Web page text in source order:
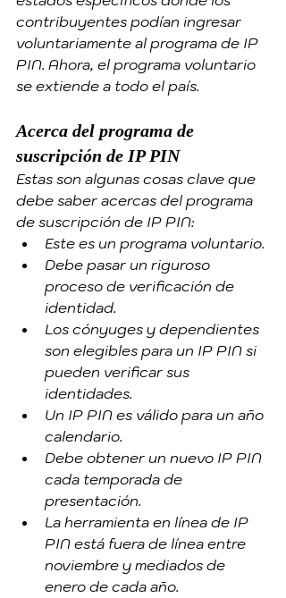
contribuyentes podían ingresar
voluntariamente al programa de IP
PIN. Ahora, el programa voluntario
se extiende a todo el país.
Acerca del programa de
suscripción de IP PIN
Estas son algunas cosas clave que
debe saber acercas del programa
de suscripción de IP PIN:
Este es un programa voluntario.
Debe pasar un riguroso
proceso de verificación de
identidad.
Los cónyuges y dependientes
son elegibles para un IP PIN si
pueden verificar sus
identidades.
Un IP PIN es válido para un año
calendario.
Debe obtener un nuevo IP PIN
cada temporada de
presentación.
La herramienta en línea de IP
PIN está fuera de línea entre
noviembre y mediados de
enero de cada año.